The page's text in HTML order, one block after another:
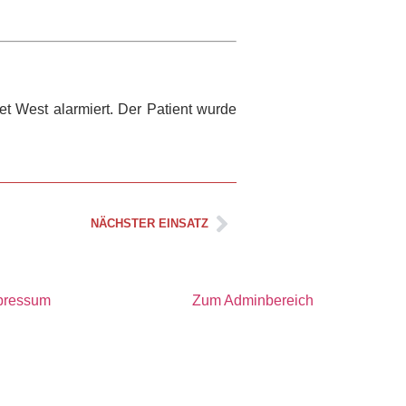
West alarmiert. Der Patient wurde
NÄCHSTER EINSATZ
Zum Adminbereich